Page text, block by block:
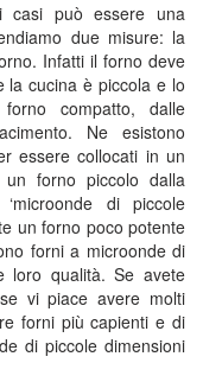
casi può essere una
due misure: la
Infatti il forno deve
la cucina è piccola e lo
compatto, dalle
Ne esistono
essere collocati in un
forno piccolo dalla
di piccole
un forno poco potente
forni a microonde di
loro qualità. Se avete
vi piace avere molti
forni più capienti e di
di piccole dimensioni